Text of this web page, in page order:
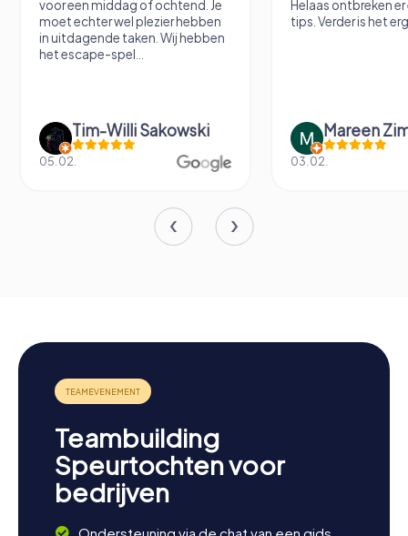
Helaas ontbreken er een paar
tips. Verder is het erg leuk.
Mareen Zimmermann
03.02.
Fabian
14.06.
Teambuilding
Speurtochten voor
bedrijven